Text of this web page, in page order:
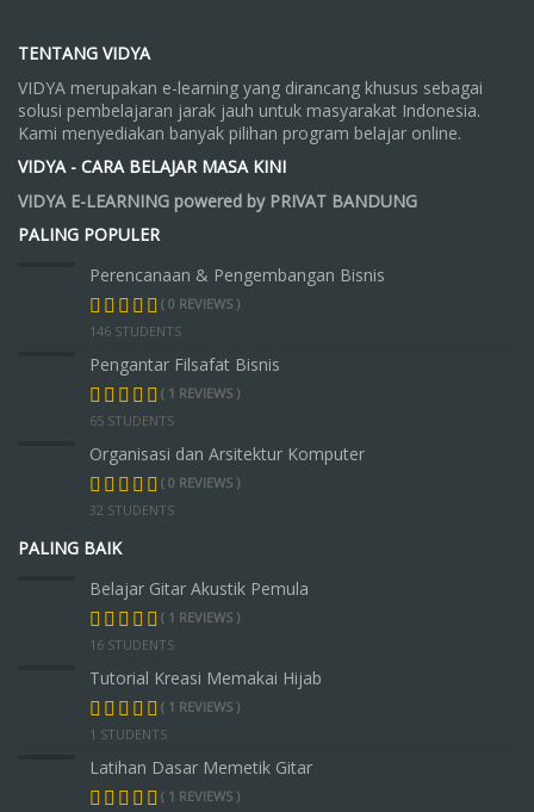
TENTANG VIDYA
VIDYA merupakan e-learning yang dirancang khusus sebagai
solusi pembelajaran jarak jauh untuk masyarakat Indonesia.
Kami menyediakan banyak pilihan program belajar online.
VIDYA - CARA BELAJAR MASA KINI
VIDYA E-LEARNING powered by PRIVAT BANDUNG
PALING POPULER
Perencanaan & Pengembangan Bisnis
( 0 REVIEWS )
146 STUDENTS
Pengantar Filsafat Bisnis
( 1 REVIEWS )
65 STUDENTS
Organisasi dan Arsitektur Komputer
( 0 REVIEWS )
32 STUDENTS
PALING BAIK
Belajar Gitar Akustik Pemula
( 1 REVIEWS )
16 STUDENTS
Tutorial Kreasi Memakai Hijab
( 1 REVIEWS )
1 STUDENTS
Latihan Dasar Memetik Gitar
( 1 REVIEWS )